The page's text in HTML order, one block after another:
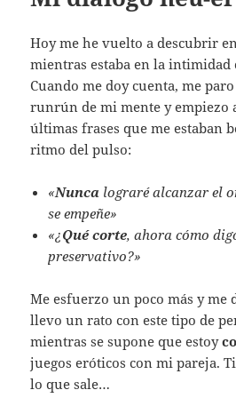
Hoy me he vuelto a descubrir
mientras estaba en la intimidad
Cuando me doy cuenta, me
runrún de mi mente y empiezo
últimas frases que me estaban
ritmo del pulso:
«Nunca lograré alcanzar el
se empeñe»
«¿Qué corte, ahora cómo
preservativo?»
Me esfuerzo un poco más y me
llevo un rato con este tipo de
mientras se supone que estoy
juegos eróticos con mi pareja.
lo que sale…